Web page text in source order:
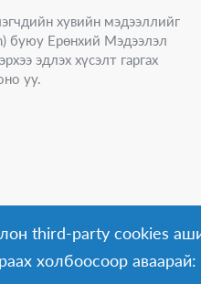
хувийн мэдээллийг
буюу Ерөнхий Мэдээлэл
эдлэх хүсэлт гаргах
уу.
©
third-party cookies
холбоосоор аваарай: